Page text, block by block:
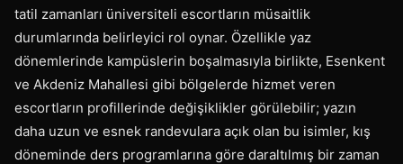
tatil zamanları üniversiteli escortların müsaitlik
durumlarında belirleyici rol oynar. Özellikle yaz
dönemlerinde kampüslerin boşalmasıyla birlikte, Esenkent
ve Akdeniz Mahallesi gibi bölgelerde hizmet veren
escortların profillerinde değişiklikler görülebilir; yazın
daha uzun ve esnek randevulara açık olan bu isimler, kış
döneminde ders programlarına göre daraltılmış bir zaman